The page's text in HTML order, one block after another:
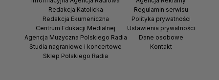
Redakcja Katolicka
Redakcja Ekumeniczna
Centrum Edukacji Medialnej
Agencja Muzyczna Polskiego Radia
Studia nagraniowe i koncertowe
Sklep Polskiego Radia
Regulamin serwisu
Polityka prywatności
Ustawienia prywatności
Dane osobowe
Kontakt